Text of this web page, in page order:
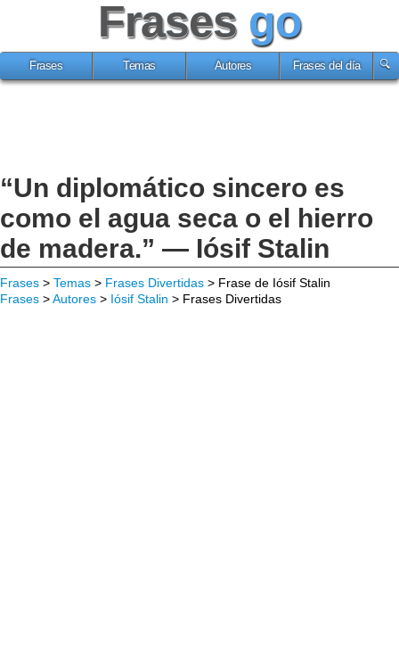
Frases go
Frases Temas Autores Frases del día
“Un diplomático sincero es
como el agua seca o el hierro
de madera.” — Iósif Stalin
Frases > Temas > Frases Divertidas > Frase de Iósif Stalin
Frases >Autores > Iósif Stalin > Frases Divertidas